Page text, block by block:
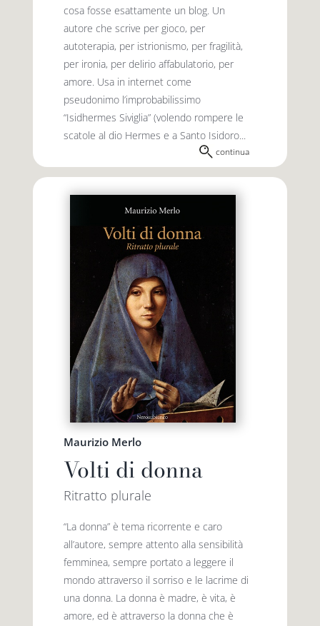
cosa fosse esattamente un blog. Un
autore che scrive per gioco, per
autoterapia, per istrionismo, per fragilità,
per ironia, per delirio affabulatorio, per
amore. Usa in internet come
pseudonimo l’improbabilissimo
“Isidhermes Siviglia” (volendo rompere le
scatole al dio Hermes e a Santo Isidoro...
continua
Maurizio Merlo
Volti di donna
Ritratto plurale
“La donna” è tema ricorrente e caro
all’autore, sempre attento alla sensibilità
femminea, sempre portato a leggere il
mondo attraverso il sorriso e le lacrime di
una donna. La donna è madre, è vita, è
amore, ed è attraverso la donna che è